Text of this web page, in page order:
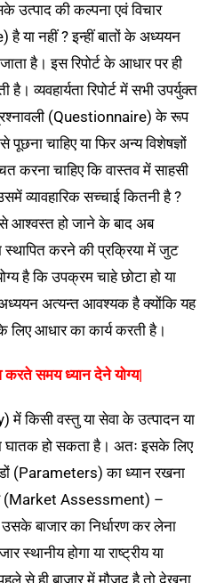
उत्पाद की कल्पना एवं विचार
है या नहीं ? इन्हीं बातों के अध्ययन
है। इस रिपोर्ट के आधार पर ही
व्यवहार्यता रिपोर्ट में सभी उपर्युक्त
(Questionnaire) के रूप
चाहिए या फिर अन्य विशेषज्ञों
करना चाहिए कि वास्तव में साहसी
व्यावहारिक सच्चाई कितनी है ?
से आश्वस्त हो जाने के बाद अब
करने की प्रक्रिया में जुट
है कि उपक्रम चाहे छोटा हो या
अध्ययन अत्यन्त आवश्यक है क्योंकि यह
लिए आधार का कार्य करती है।
करते समय ध्यान देने योग्य|
किसी वस्तु या सेवा के उत्पादन या
घातक हो सकता है। अतः इसके लिए
(Parameters) का ध्यान रखना
(Market Assessment) –
बाजार का निर्धारण कर लेना
स्थानीय होगा या राष्ट्रीय या
पहले से ही बाजार में मौजूद है तो देखना